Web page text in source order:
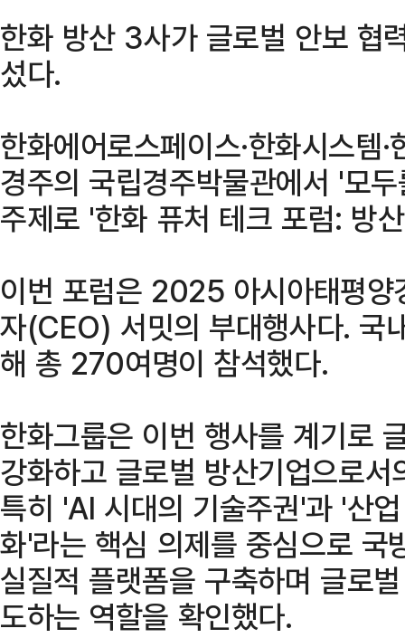
한화 방산 3사가 글로벌 안보 협
섰다.
한화에어로스페이스·한화시스템
경주의 국립경주박물관에서 '모
주제로 '한화 퓨처 테크 포럼: 방
이번 포럼은 2025 아시아태평
자(CEO) 서밋의 부대행사다. 국
해 총 270여명이 참석했다.
한화그룹은 이번 행사를 계기로
강화하고 글로벌 방산기업으로
특히 'AI 시대의 기술주권'과 '산
화'라는 핵심 의제를 중심으로 국
실질적 플랫폼을 구축하며 글로
도하는 역할을 확인했다.